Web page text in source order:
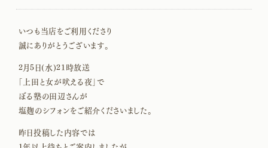
いつも当店をご利用くださり
誠にありがとうございます。
2月5日(水)21時放送
「上田と女が吠える夜」で
ぼる塾の田辺さんが
塩麹のシフォンをご紹介くださいました。
昨日投稿した内容では